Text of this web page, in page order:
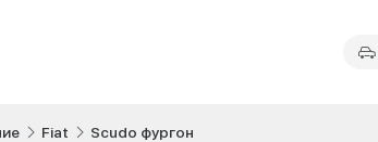
Fiat Scudo фургон